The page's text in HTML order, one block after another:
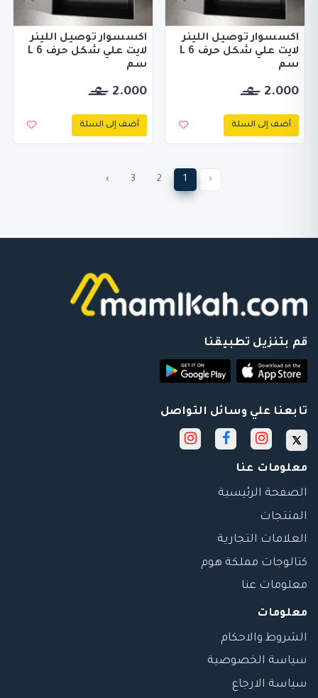
اكسسوار توصيل اللينر
لايت علي شكل حرف L 6
سم
2.000
أضف إلى السلة
اكسسوار توصيل اللينر
لايت علي شكل حرف L 6
سم
2.000
أضف إلى السلة
‹
1
2
3
›
قم بتنزيل تطبيقنا
تابعنا علي وسائل التواصل
معلومات عنا
الصفحة الرئيسية
المنتجات
العلامات التجارية
كتالوجات مملكة هوم
معلومات عنا
معلومات
الشروط والاحكام
سياسة الخصوصية
سياسة الارجاع